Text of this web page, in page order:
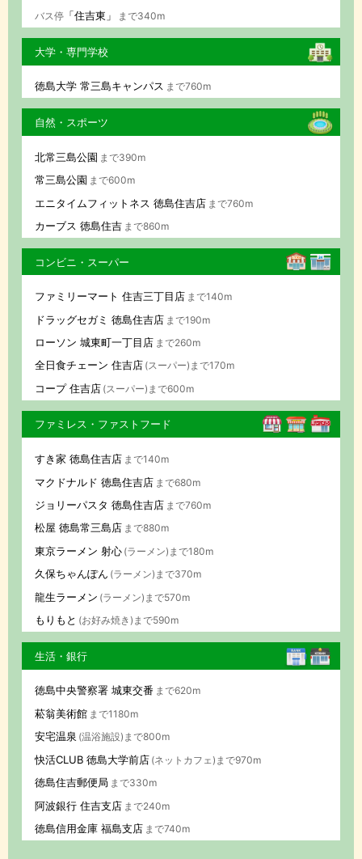
バス停「住吉東」 まで340m
大学・専門学校
徳島大学 常三島キャンパス まで760m
自然・スポーツ
北常三島公園 まで390m
常三島公園 まで600m
エニタイムフィットネス 徳島住吉店 まで760m
カーブス 徳島住吉 まで860m
コンビニ・スーパー
ファミリーマート 住吉三丁目店 まで140m
ドラッグセガミ 徳島住吉店 まで190m
ローソン 城東町一丁目店 まで260m
全日食チェーン 住吉店 (スーパー)まで170m
コープ 住吉店 (スーパー)まで600m
ファミレス・ファストフード
すき家 徳島住吉店 まで140m
マクドナルド 徳島住吉店 まで680m
ジョリーパスタ 徳島住吉店 まで760m
松屋 徳島常三島店 まで880m
東京ラーメン 射心 (ラーメン)まで180m
久保ちゃんぽん (ラーメン)まで370m
龍生ラーメン (ラーメン)まで570m
もりもと (お好み焼き)まで590m
生活・銀行
徳島中央警察署 城東交番 まで620m
菘翁美術館 まで1180m
安宅温泉 (温浴施設)まで800m
快活CLUB 徳島大学前店 (ネットカフェ)まで970m
徳島住吉郵便局 まで330m
阿波銀行 住吉支店 まで240m
徳島信用金庫 福島支店 まで740m